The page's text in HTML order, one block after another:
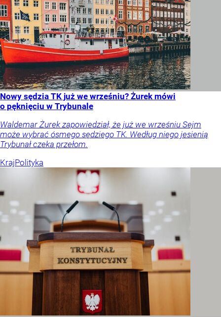
Nowy sędzia TK już we wrześniu? Żurek mówi
o pęknięciu w Trybunale
Waldemar Żurek zapowiedział, że już we wrześniu Sejm
może wybrać ósmego sędziego TK. Według niego jesienią
Trybunał czeka przełom.
KrajPolityka